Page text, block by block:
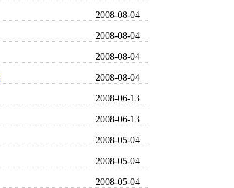
2008-08-04
2008-08-04
2008-08-04
2008-08-04
2008-06-13
2008-06-13
2008-05-04
2008-05-04
2008-05-04